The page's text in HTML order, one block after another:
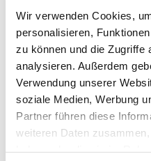
Wir verwenden Cookies,
personalisieren,
zu können und die Zugriffe
analysieren. Außerdem
Verwendung unserer
soziale Medien, Werbung
Partner führen diese
weiteren Daten